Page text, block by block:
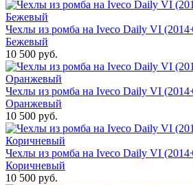
Чехлы из ромба на Iveco Daily VI
Бежевый
10 500 руб.
Чехлы из ромба на Iveco Daily VI
Оранжевый
10 500 руб.
Чехлы из ромба на Iveco Daily VI
Коричневый
10 500 руб.